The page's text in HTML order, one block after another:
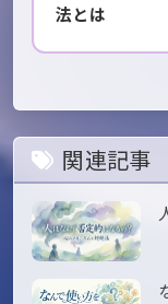
法とは
関連記事